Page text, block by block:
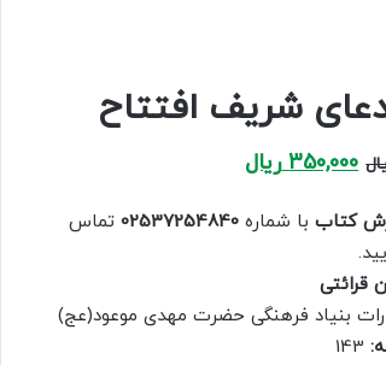
شریف افتتاح
Original
was:
500,000 ریال.
350,000 ریالCurrent
is:
کتاببا شماره 02537254840تماس
قرائتی
بنیاد فرهنگی حضرت مهدی موعود(عج)
143